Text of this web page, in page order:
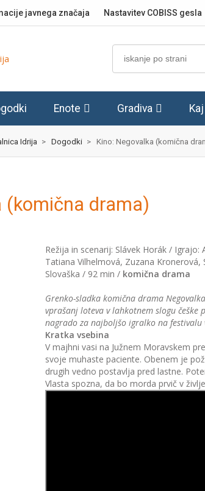
javnega značaja Nastavitev COBISS gesla
Enote Gradiva
Idrija > Dogodki > Kino: Negovalka (komična
(komična drama)
Režija in scenarij: Slávek Horák /
Tatiana Vilhelmová, Zuzana Kronerová,
Slovaška / 92 min / komična drama
Grenko-sladka komična drama
vprašanj loteva v lahkotnem slogu češke
nagrado za najboljšo igralko na festivalu
Kratka vsebina
V majhni vasi na Južnem Moravskem
svoje muhaste paciente. Obenem je
drugih vedno postavlja pred lastne.
Vlasta spozna, da bo morda prvič v